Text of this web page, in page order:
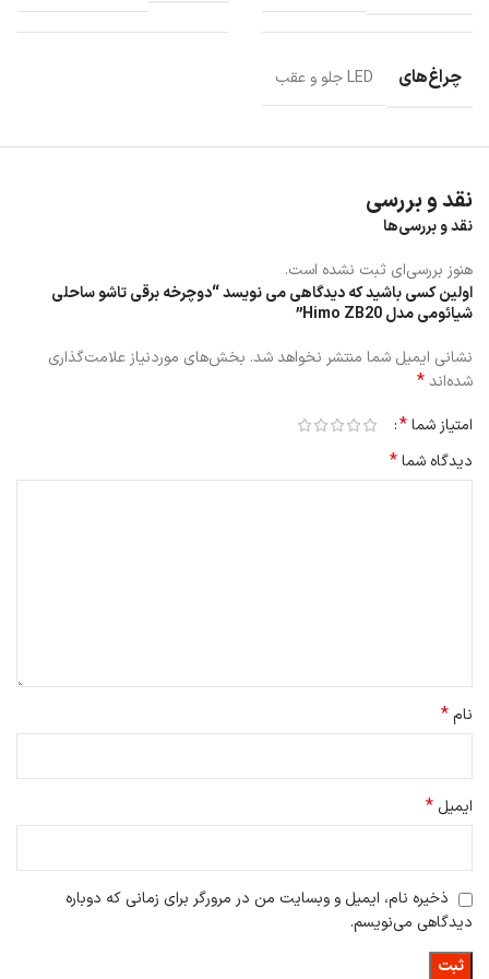
پایداری بالایی را در مسیرهای ناهموار مانند شن، گل و برف فراهم می‌کند.
چراغ‌های LED جلو و عقب
نقد و بررسی
نقد و بررسی‌ها
هنوز بررسی‌ای ثبت نشده است.
اولین کسی باشید که دیدگاهی می نویسد “دوچرخه برقی تاشو ساحلی
شیائومی مدل Himo ZB20”
نشانی ایمیل شما منتشر نخواهد شد. بخش‌های موردنیاز علامت‌گذاری
شده‌اند*
امتیاز شما*
دیدگاه شما*
نام*
ایمیل *
ذخیره نام، ایمیل و وبسایت من در مرورگر برای زمانی که دوباره
دیدگاهی می‌نویسم.